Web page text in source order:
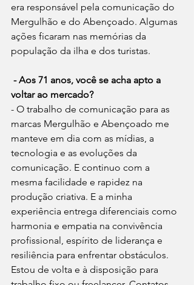
era responsável pela comunicação do
Mergulhão e do Abençoado. Algumas
ações ficaram nas memórias da
população da ilha e dos turistas.
- Aos 71 anos, você se acha apto a
voltar ao mercado?
- O trabalho de comunicação para as
marcas Mergulhão e Abençoado me
manteve em dia com as mídias, a
tecnologia e as evoluções da
comunicação. E continuo com a
mesma facilidade e rapidez na
produção criativa. E a minha
experiência entrega diferenciais como
harmonia e empatia na convivência
profissional, espírito de liderança e
resiliência para enfrentar obstáculos.
Estou de volta e à disposição para